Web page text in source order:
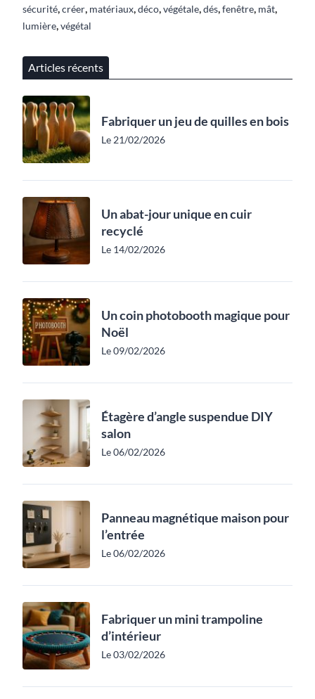
sécurité,créer, matériaux,déco,végétale,dés,fenêtre, mât,
lumière,végétal
Articles récents
Fabriquer un jeu de quilles en bois
Le 21/02/2026
Un abat-jour unique en cuir
recyclé
Le 14/02/2026
Un coin photobooth magique pour
Noël
Le 09/02/2026
Étagère d’angle suspendue DIY
salon
Le 06/02/2026
Panneau magnétique maison pour
l’entrée
Le 06/02/2026
Fabriquer un mini trampoline
d’intérieur
Le 03/02/2026